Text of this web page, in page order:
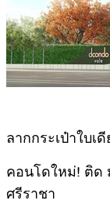
ลากกระเป๋าใบเ
คอนโดใหม่! ติด
ศรีราชา